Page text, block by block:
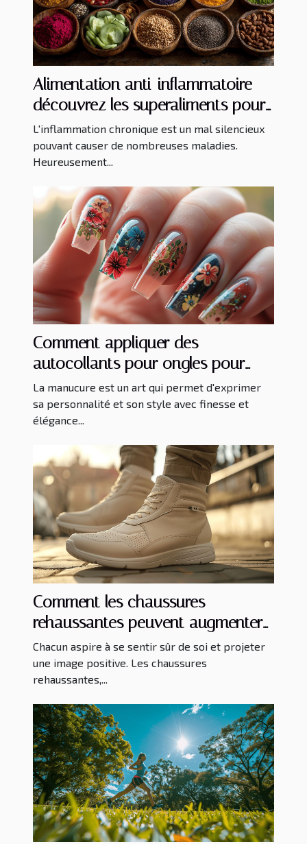
Alimentation anti-inflammatoire
découvrez les superaliments pour
une santé optimale
L'inflammation chronique est un mal silencieux
pouvant causer de nombreuses maladies.
Heureusement...
Comment appliquer des
autocollants pour ongles pour
une manucure parfaite
La manucure est un art qui permet d'exprimer
sa personnalité et son style avec finesse et
élégance...
Comment les chaussures
rehaussantes peuvent augmenter
la confiance en soi
Chacun aspire à se sentir sûr de soi et projeter
une image positive. Les chaussures
rehaussantes,...